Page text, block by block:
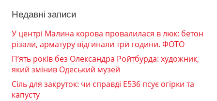
Недавні записи
У центрі Малина корова провалилася в люк: бетон
різали, арматуру відгинали три години. ФОТО
П’ять років без Олександра Ройтбурда: художник,
який змінив Одеський музей
Сіль для закруток: чи справді Е536 псує огірки та
капусту